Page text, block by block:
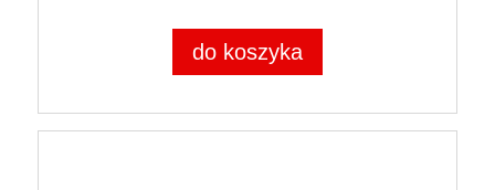
do koszyka